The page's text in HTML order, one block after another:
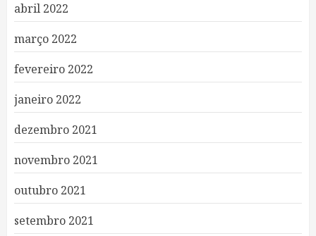
abril 2022
março 2022
fevereiro 2022
janeiro 2022
dezembro 2021
novembro 2021
outubro 2021
setembro 2021